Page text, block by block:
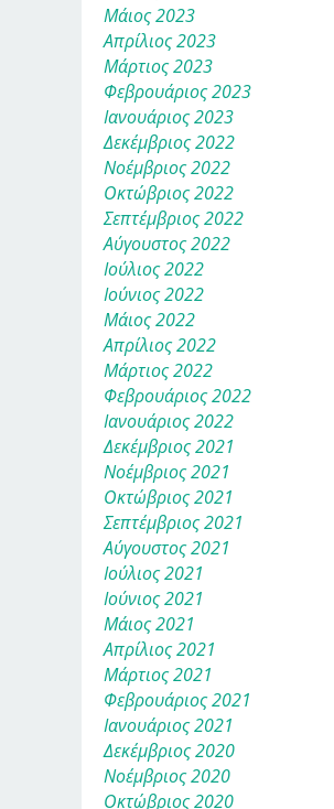
Μάιος 2023
Απρίλιος 2023
Μάρτιος 2023
Φεβρουάριος 2023
Ιανουάριος 2023
Δεκέμβριος 2022
Νοέμβριος 2022
Οκτώβριος 2022
Σεπτέμβριος 2022
Αύγουστος 2022
Ιούλιος 2022
Ιούνιος 2022
Μάιος 2022
Απρίλιος 2022
Μάρτιος 2022
Φεβρουάριος 2022
Ιανουάριος 2022
Δεκέμβριος 2021
Νοέμβριος 2021
Οκτώβριος 2021
Σεπτέμβριος 2021
Αύγουστος 2021
Ιούλιος 2021
Ιούνιος 2021
Μάιος 2021
Απρίλιος 2021
Μάρτιος 2021
Φεβρουάριος 2021
Ιανουάριος 2021
Δεκέμβριος 2020
Νοέμβριος 2020
Οκτώβριος 2020